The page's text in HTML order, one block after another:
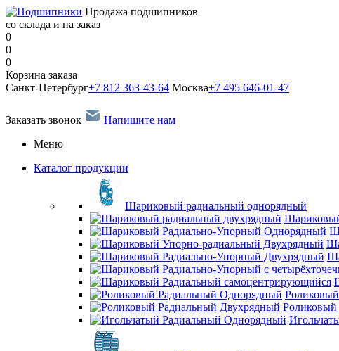
Продажа подшипников
со склада и на заказ
0
0
0
Корзина заказа
Санкт-Петербург+7 812 363-43-64 Москва+7 495 646-01-47
Заказать звонок
Напишите нам
Меню
Каталог продукции
Шариковый радиальный однорядный